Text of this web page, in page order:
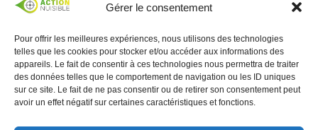
Gérer le consentement
Pour offrir les meilleures expériences, nous utilisons des technologies
telles que les cookies pour stocker et/ou accéder aux informations des
appareils. Le fait de consentir à ces technologies nous permettra de traiter
des données telles que le comportement de navigation ou les ID uniques
sur ce site. Le fait de ne pas consentir ou de retirer son consentement peut
avoir un effet négatif sur certaines caractéristiques et fonctions.